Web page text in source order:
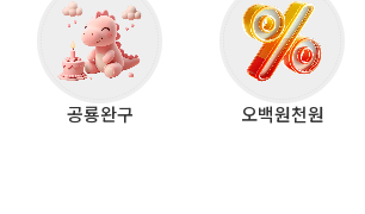
공룡완구 오백원천원